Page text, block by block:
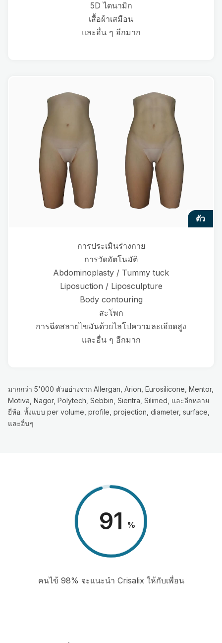
5D ไดนามิก
เสื้อผ้าเสมือน
และอื่น ๆ อีกมาก
ตัว
การประเมินร่างกาย
การวัดอัตโนมัติ
Abdominoplasty / Tummy tuck
Liposuction / Liposculpture
Body contouring
สะโพก
การฉีดสลายไขมันด้วยไลโปความละเอียดสูง
และอื่น ๆ อีกมาก
มากกว่า 5'000 ตัวอย่างจาก Allergan, Arion, Eurosilicone, Mentor,
Motiva, Nagor, Polytech, Sebbin, Sientra, Silimed, และอีกหลาย
ยี่ห้อ. ทั้งแบบ per volume, profile, projection, diameter, surface,
และอื่นๆ
98 %
คนไข้ 98% จะแนะนำ Crisalix ให้กับเพื่อน